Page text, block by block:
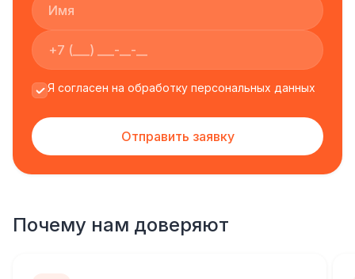
Я согласен на обработку персональных данных
Отправить заявку
Почему нам доверяют